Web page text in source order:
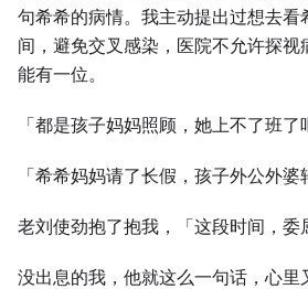
句希希的病情。我主动提出过想去看
间，避免交叉感染，医院不允许探视
能有一位。
「都是孩子妈妈照顾，她上不了班了
「希希妈妈请了长假，孩子外公外婆
老刘使劲抱了抱我，「这段时间，委
没出息的我，他就这么一句话，心里